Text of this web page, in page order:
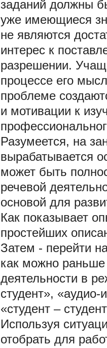
заданий должны
уже имеющиеся
не являются
интерес к
разрешении.
процессе его
проблеме
и мотивации к
Разумеется, на
вырабатывается
может быть
речевой
основой для
Как показывает
простейших
Затем - перейти
как можно раньше
деятельности в
студент»,
«студент –
Используя
отобрать для